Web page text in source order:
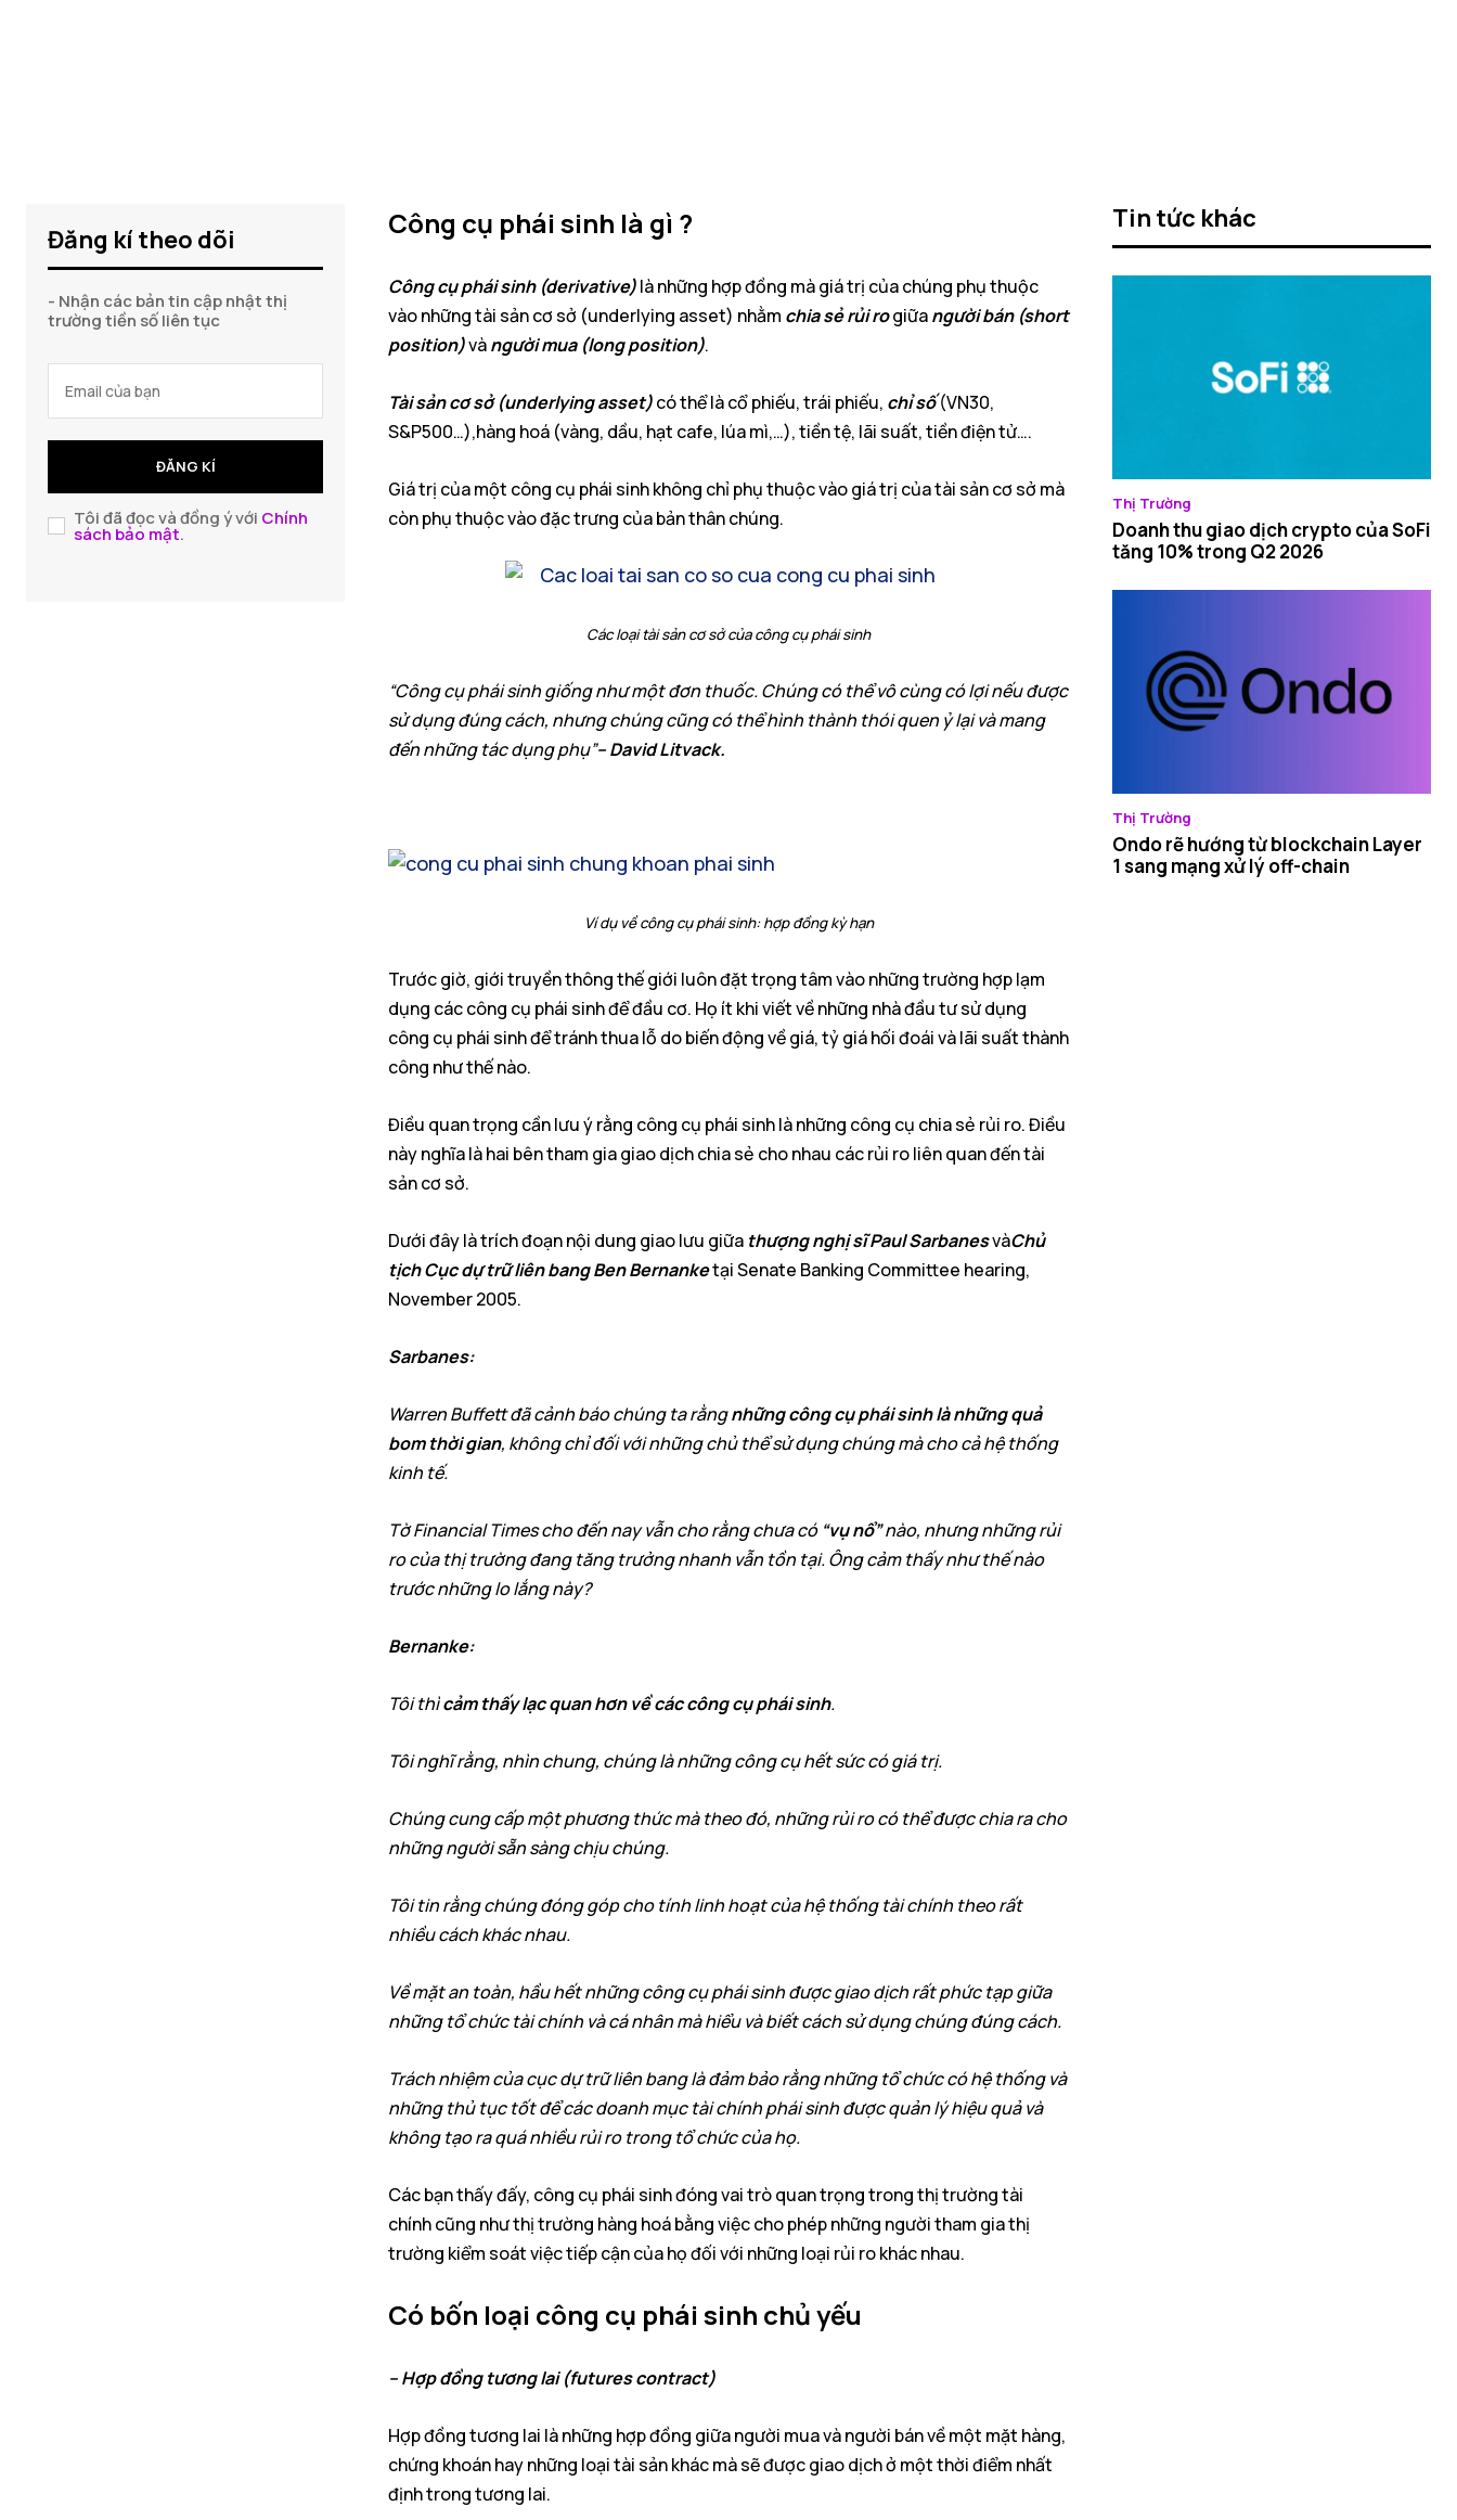
Đăng kí theo dõi
- Nhận các bản tin cập nhật thị
trường tiền số liên tục
ĐĂNG KÍ
Tôi đã đọc và đồng ý với Chính
sách bảo mật.
Công cụ phái sinh là gì ?
Công cụ phái sinh (derivative)là những hợp đồng mà giá trị của chúng phụ thuộc
vào những tài sản cơ sở (underlying asset) nhằm chia sẻ rủi rogiữangười bán (short
position)vàngười mua (long position).
Tài sản cơ sở (underlying asset)có thể là cổ phiếu, trái phiếu, chỉ số(VN30,
S&P500…),hàng hoá (vàng, dầu, hạt cafe, lúa mì,…), tiền tệ, lãi suất, tiền điện tử….
Giá trị của một công cụ phái sinh không chỉ phụ thuộc vào giá trị của tài sản cơ sở mà
còn phụ thuộc vào đặc trưng của bản thân chúng.
Các loại tài sản cơ sở của công cụ phái sinh
“Công cụ phái sinh giống như một đơn thuốc. Chúng có thể vô cùng có lợi nếu được
sử dụng đúng cách, nhưng chúng cũng có thể hình thành thói quen ỷ lại và mang
đến những tác dụng phụ”– David Litvack.
Ví dụ về công cụ phái sinh: hợp đồng kỳ hạn
Trước giờ, giới truyền thông thế giới luôn đặt trọng tâm vào những trường hợp lạm
dụng các công cụ phái sinh để đầu cơ. Họ ít khi viết về những nhà đầu tư sử dụng
công cụ phái sinh để tránh thua lỗ do biến động về giá, tỷ giá hối đoái và lãi suất thành
công như thế nào.
Điều quan trọng cần lưu ý rằng công cụ phái sinh là những công cụ chia sẻ rủi ro. Điều
này nghĩa là hai bên tham gia giao dịch chia sẻ cho nhau các rủi ro liên quan đến tài
sản cơ sở.
Dưới đây là trích đoạn nội dung giao lưu giữa thượng nghị sĩ Paul SarbanesvàChủ
tịch Cục dự trữ liên bang Ben Bernanketại Senate Banking Committee hearing,
November 2005.
Sarbanes:
Warren Buffett đã cảnh báo chúng ta rằngnhững công cụ phái sinh là những quả
bom thời gian, không chỉ đối với những chủ thể sử dụng chúng mà cho cả hệ thống
kinh tế.
Tờ Financial Times cho đến nay vẫn cho rằng chưa có “vụ nổ”nào, nhưng những rủi
ro của thị trường đang tăng trưởng nhanh vẫn tồn tại. Ông cảm thấy như thế nào
trước những lo lắng này?
Bernanke:
Tôi thìcảm thấy lạc quan hơn về các công cụ phái sinh.
Tôi nghĩ rằng, nhìn chung, chúng là những công cụ hết sức có giá trị.
Chúng cung cấp một phương thức mà theo đó, những rủi ro có thể được chia ra cho
những người sẵn sàng chịu chúng.
Tôi tin rằng chúng đóng góp cho tính linh hoạt của hệ thống tài chính theo rất
nhiều cách khác nhau.
Về mặt an toàn, hầu hết những công cụ phái sinh được giao dịch rất phức tạp giữa
những tổ chức tài chính và cá nhân mà hiểu và biết cách sử dụng chúng đúng cách.
Trách nhiệm của cục dự trữ liên bang là đảm bảo rằng những tổ chức có hệ thống và
những thủ tục tốt để các doanh mục tài chính phái sinh được quản lý hiệu quả và
không tạo ra quá nhiều rủi ro trong tổ chức của họ.
Các bạn thấy đấy, công cụ phái sinh đóng vai trò quan trọng trong thị trường tài
chính cũng như thị trường hàng hoá bằng việc cho phép những người tham gia thị
trường kiểm soát việc tiếp cận của họ đối với những loại rủi ro khác nhau.
Có bốn loại công cụ phái sinh chủ yếu
– Hợp đồng tương lai (futures contract)
Hợp đồng tương lai là những hợp đồng giữa người mua và người bán về một mặt hàng,
chứng khoán hay những loại tài sản khác mà sẽ được giao dịch ở một thời điểm nhất
định trong tương lai.
Tin tức khác
Thị Trường
Doanh thu giao dịch crypto của SoFi
tăng 10% trong Q2 2026
Thị Trường
Ondo rẽ hướng từ blockchain Layer
1 sang mạng xử lý off-chain